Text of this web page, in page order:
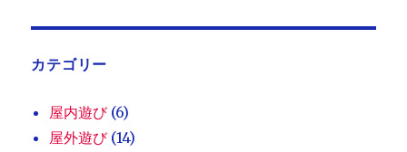
カテゴリー
屋内遊び(6)
屋外遊び(14)